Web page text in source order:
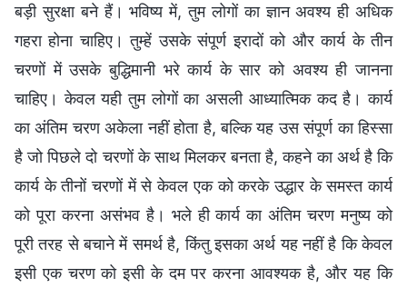
बड़ी सुरक्षा बने हैं। भविष्य में, तुम लोगों का ज्ञान अवश्य ही अधिक
गहरा होना चाहिए। तुम्हें उसके संपूर्ण इरादों को और कार्य के तीन
चरणों में उसके बुद्धिमानी भरे कार्य के सार को अवश्य ही जानना
चाहिए। केवल यही तुम लोगों का असली आध्यात्मिक कद है। कार्य
का अंतिम चरण अकेला नहीं होता है, बल्कि यह उस संपूर्ण का हिस्सा
है जो पिछले दो चरणों के साथ मिलकर बनता है, कहने का अर्थ है कि
कार्य के तीनों चरणों में से केवल एक को करके उद्धार के समस्त कार्य
को पूरा करना असंभव है। भले ही कार्य का अंतिम चरण मनुष्य को
पूरी तरह से बचाने में समर्थ है, किंतु इसका अर्थ यह नहीं है कि केवल
इसी एक चरण को इसी के दम पर करना आवश्यक है, और यह कि